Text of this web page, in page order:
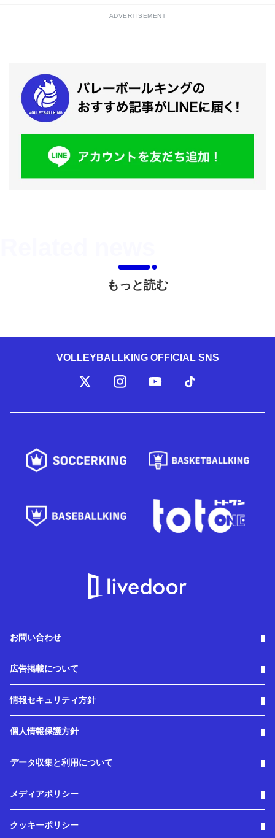
ADVERTISEMENT
もっと読む
VOLLEYBALLKING OFFICIAL SNS
お問い合わせ
広告掲載について
情報セキュリティ方針
個人情報保護方針
データ収集と利用について
メディアポリシー
クッキーポリシー